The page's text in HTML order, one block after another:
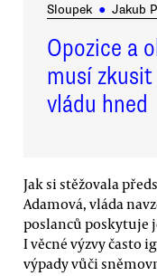
Sloupek ● Jakub
Opozice a
musí
vládu hned
Jak si stěžovala
Adamová, vláda
poslanců poskytuje
I věcné výzvy často
výpady vůči